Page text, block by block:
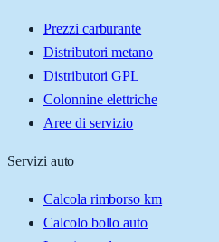
Prezzi carburante
Distributori metano
Distributori GPL
Colonnine elettriche
Aree di servizio
Servizi auto
Calcola rimborso km
Calcolo bollo auto